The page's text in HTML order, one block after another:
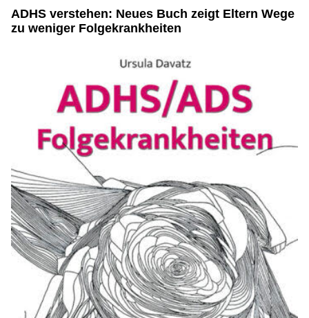
ADHS verstehen: Neues Buch zeigt Eltern Wege
zu weniger Folgekrankheiten